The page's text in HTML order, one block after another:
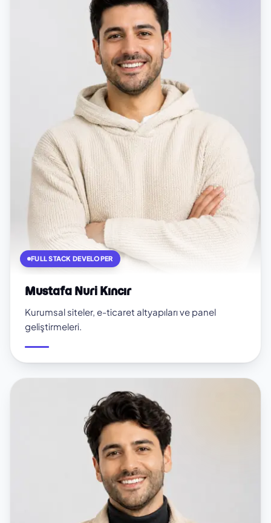
FULL STACK DEVELOPER
Mustafa Nuri Kıncır
Kurumsal siteler, e-ticaret altyapıları ve panel
geliştirmeleri.